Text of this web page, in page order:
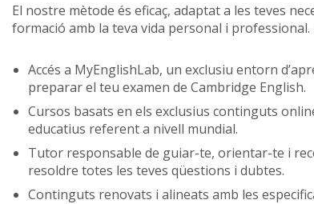
El nostre mètode és eficaç, adaptat a les teves
formació amb la teva vida personal i professional.
Accés a MyEnglishLab, un exclusiu entorn
preparar el teu examen de Cambridge English.
Cursos basats en els exclusius continguts
educatius referent a nivell mundial.
Tutor responsable de guiar-te, orientar-te i
resoldre totes les teves qüestions i dubtes.
Continguts renovats i alineats amb les